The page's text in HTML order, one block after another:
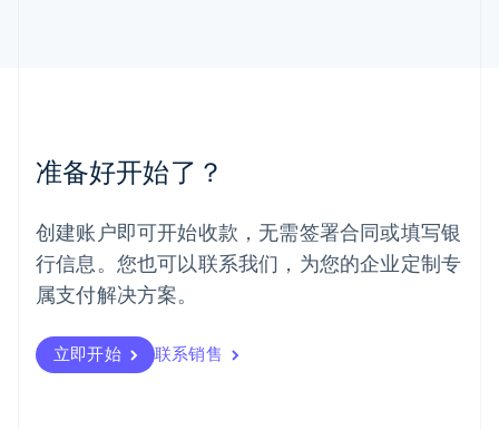
准备好开始了？
创建账户即可开始收款，无需签署合同或填写银
行信息。您也可以联系我们，为您的企业定制专
属支付解决方案。
立即开始 联系销售
挪威
葡萄牙
Português English
日本
日本語English
瑞典
瑞士
DeutschFrançais